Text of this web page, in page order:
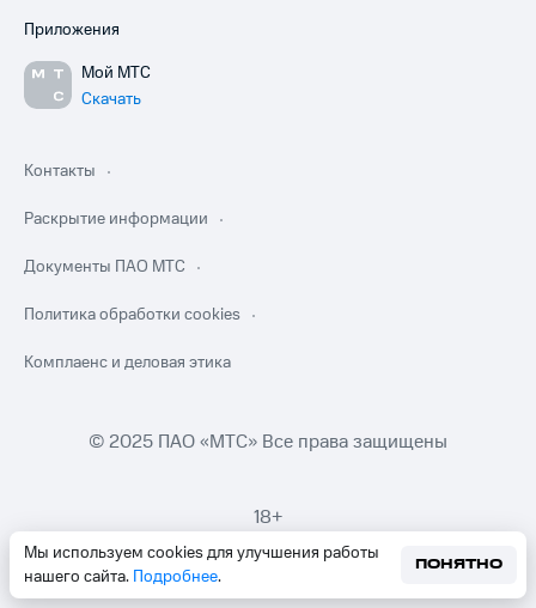
Мы используем cookies для улучшения работы
нашего сайта. Подробнее.
ПОНЯТНО
Приложения
Мой МТС
Скачать
Контакты
Раскрытие информации
Документы ПАО МТС
Политика обработки cookies
Комплаенс и деловая этика
© 2025 ПАО «МТС» Все права защищены
18+